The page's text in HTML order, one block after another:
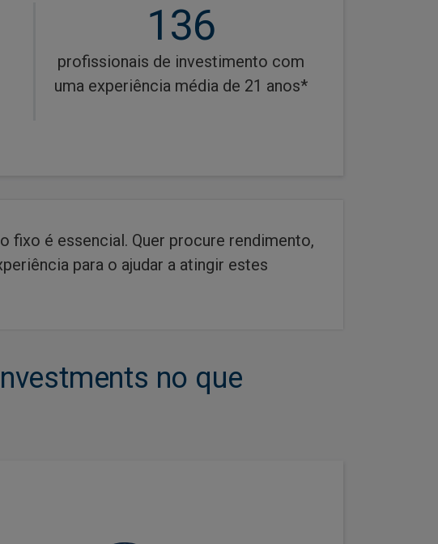
136
profissionais de investimento com
uma experiência média de 21 anos*
fixo é essencial. Quer procure rendimento,
para o ajudar a atingir estes
no que